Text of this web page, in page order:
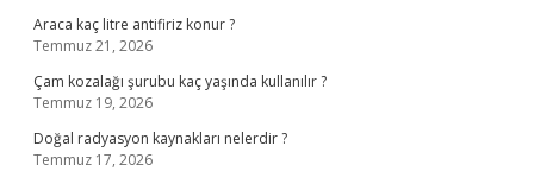
Araca kaç litre antifiriz konur ?
Temmuz 21, 2026
Çam kozalağı şurubu kaç yaşında kullanılır ?
Temmuz 19, 2026
Doğal radyasyon kaynakları nelerdir ?
Temmuz 17, 2026